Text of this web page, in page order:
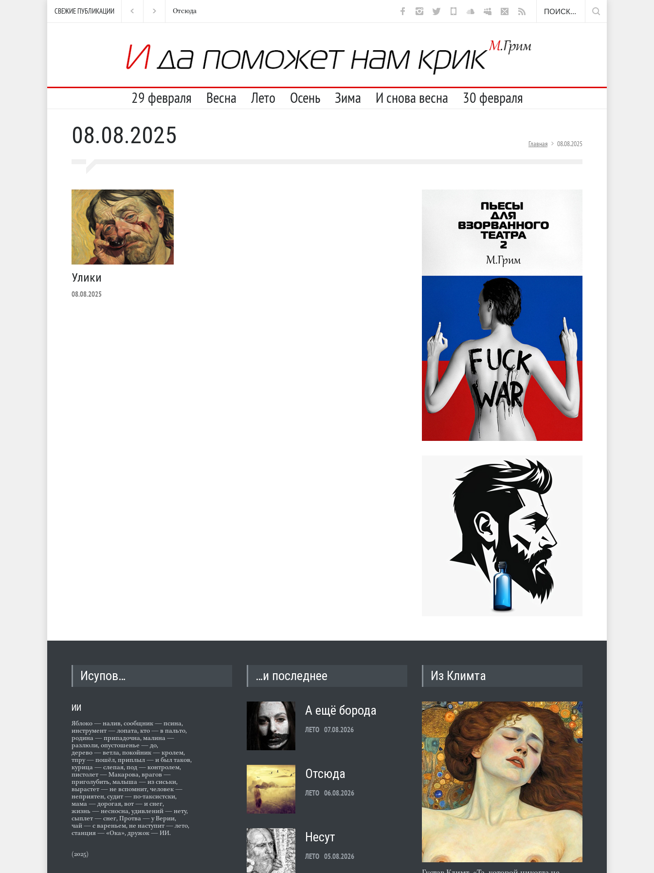
СВЕЖИЕ ПУБЛИКАЦИИ Отсюда Марципан (из Агнии Барто) А ещё борода
29 февраля Весна Лето Осень Зима И снова весна 30 февраля
08.08.2025 Главная 08.08.2025
Улики
08.08.2025
Исупов…
ИИ
Яблоко — налив, сообщник — псина,
инструмент — лопата, кто — в пальто,
родина — припадочна, малина —
разлюли, опустошенье — до,
дерево — ветла, покойник — кролем,
тпру — пошёл, приплыл — и был таков,
курица — слепая, под — контролем,
пистолет — Макарова, врагов —
приголубить, малыша — из сиськи,
вырастет — не вспомнит, человек —
неприятен, судит — по-таксистски,
мама — дорогая, вот — и снег,
жизнь — несносна, удивлений — нету,
сыплет — снег, Протва — у Верии,
чай — с вареньем, не наступит — лето,
станция — «Ока», дружок — ИИ.
(2025)
…и последнее
А ещё борода
ЛЕТО 07.08.2026
Отсюда
ЛЕТО 06.08.2026
Несут
ЛЕТО 05.08.2026
Из Климта